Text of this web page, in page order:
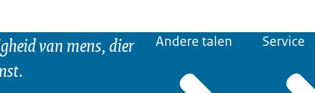
van mens, dier
Andere talen Service